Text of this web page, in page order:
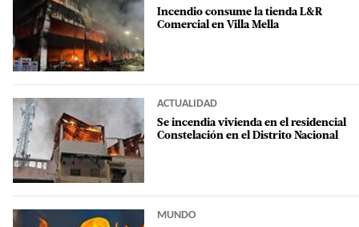
Incendio consume la tienda L&R
Comercial en Villa Mella
ACTUALIDAD
Se incendia vivienda en el residencial
Constelación en el Distrito Nacional
MUNDO